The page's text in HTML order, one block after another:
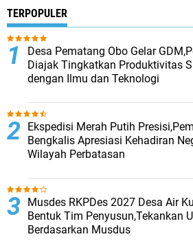
TERPOPULER
Desa Pematang Obo Gelar
Diajak Tingkatkan Produktivitas
dengan Ilmu dan Teknologi
Ekspedisi Merah Putih
Bengkalis Apresiasi Kehadiran
Wilayah Perbatasan
Musdes RKPDes 2027 Desa Air
Bentuk Tim Penyusun,Tekankan
Berdasarkan Musdus